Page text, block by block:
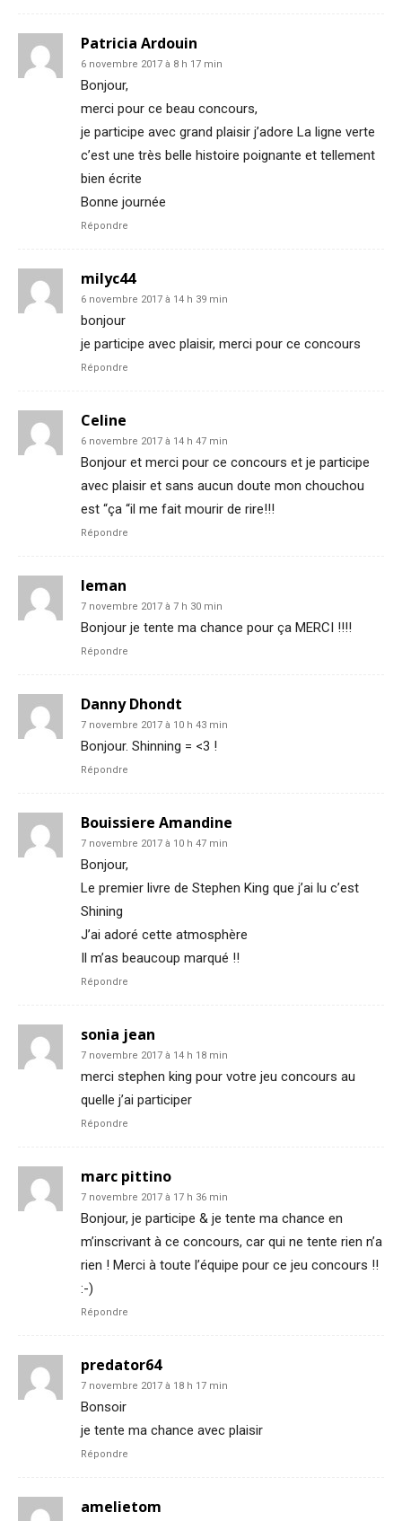
Patricia Ardouin
6 novembre 2017 à 8 h 17 min
Bonjour,
merci pour ce beau concours,
je participe avec grand plaisir j’adore La ligne verte
c’est une très belle histoire poignante et tellement
bien écrite
Bonne journée
Répondre
milyc44
6 novembre 2017 à 14 h 39 min
bonjour
je participe avec plaisir, merci pour ce concours
Répondre
Celine
6 novembre 2017 à 14 h 47 min
Bonjour et merci pour ce concours et je participe
avec plaisir et sans aucun doute mon chouchou
est “ça “il me fait mourir de rire!!!
Répondre
leman
7 novembre 2017 à 7 h 30 min
Bonjour je tente ma chance pour ça MERCI !!!!
Répondre
Danny Dhondt
7 novembre 2017 à 10 h 43 min
Bonjour. Shinning = <3 !
Répondre
Bouissiere Amandine
7 novembre 2017 à 10 h 47 min
Bonjour,
Le premier livre de Stephen King que j’ai lu c’est
Shining
J’ai adoré cette atmosphère
Il m’as beaucoup marqué !!
Répondre
sonia jean
7 novembre 2017 à 14 h 18 min
merci stephen king pour votre jeu concours au
quelle j’ai participer
Répondre
marc pittino
7 novembre 2017 à 17 h 36 min
Bonjour, je participe & je tente ma chance en
m’inscrivant à ce concours, car qui ne tente rien n’a
rien ! Merci à toute l’équipe pour ce jeu concours !!
:-)
Répondre
predator64
7 novembre 2017 à 18 h 17 min
Bonsoir
je tente ma chance avec plaisir
Répondre
amelietom